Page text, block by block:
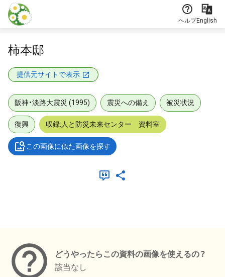
本文に飛ぶ
ヘルプEnglish
柿本邸
提供元サイトで表示
阪神・淡路大震災 (1995) 震災への備え 被災状況
復興 収録:人と防災未来センター 資料室
この画像に似た画像を探す
どうやったらこの資料の画像を使えるの？
該当なし